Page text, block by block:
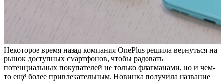
Некоторое время назад компания OnePlus решила вернуться на
рынок доступных смартфонов, чтобы радовать
потенциальных покупателей не только флагманами, но и чем-
то ещё более привлекательным. Новинка получила название